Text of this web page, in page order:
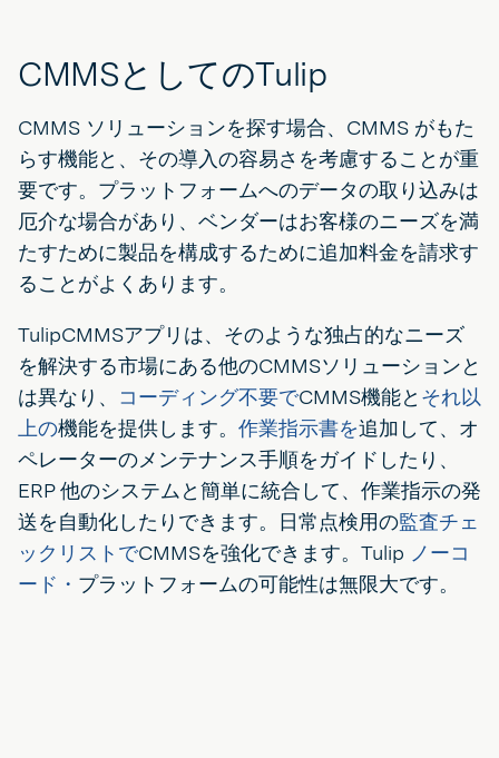
CMMSとしてのTulip
CMMS ソリューションを探す場合、CMMS がもた
らす機能と、その導入の容易さを考慮することが重
要です。プラットフォームへのデータの取り込みは
厄介な場合があり、ベンダーはお客様のニーズを満
たすために製品を構成するために追加料金を請求す
ることがよくあります。
TulipCMMSアプリは、そのような独占的なニーズ
を解決する市場にある他のCMMSソリューションと
は異なり、 コーディング不要でCMMS機能と それ以
上の機能を提供します。 作業指示書を追加して、オ
ペレーターのメンテナンス手順をガイドしたり、
ERP 他のシステムと簡単に統合して、作業指示の発
送を自動化したりできます。日常点検用の監査チェ
ックリストでCMMSを強化できます。Tulip ノーコ
ード・ プラットフォームの可能性は無限大です。